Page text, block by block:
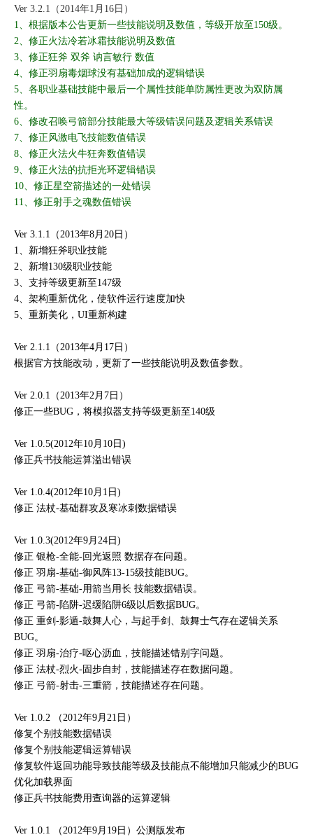
Ver 3.2.1（2014年1月16日）
1、根据版本公告更新一些技能说明及数值，等级开放至150级。
2、修正火法冷若冰霜技能说明及数值
3、修正狂斧 双斧 讷言敏行 数值
4、修正羽扇毒烟球没有基础加成的逻辑错误
5、各职业基础技能中最后一个属性技能单防属性更改为双防属
性。
6、修改召唤弓箭部分技能最大等级错误问题及逻辑关系错误
7、修正风激电飞技能数值错误
8、修正火法火牛狂奔数值错误
9、修正火法的抗拒光环逻辑错误
10、修正星空箭描述的一处错误
11、修正射手之魂数值错误
Ver 3.1.1（2013年8月20日）
1、新增狂斧职业技能
2、新增130级职业技能
3、支持等级更新至147级
4、架构重新优化，使软件运行速度加快
5、重新美化，UI重新构建
Ver 2.1.1（2013年4月17日）
根据官方技能改动，更新了一些技能说明及数值参数。
Ver 2.0.1（2013年2月7日）
修正一些BUG，将模拟器支持等级更新至140级
Ver 1.0.5(2012年10月10日)
修正兵书技能运算溢出错误
Ver 1.0.4(2012年10月1日)
修正 法杖-基础群攻及寒冰刺数据错误
Ver 1.0.3(2012年9月24日)
修正 银枪-全能-回光返照 数据存在问题。
修正 羽扇-基础-御风阵13-15级技能BUG。
修正 弓箭-基础-用箭当用长 技能数据错误。
修正 弓箭-陷阱-迟缓陷阱6级以后数据BUG。
修正 重剑-影遁-鼓舞人心，与起手剑、鼓舞士气存在逻辑关系
BUG。
修正 羽扇-治疗-呕心沥血，技能描述错别字问题。
修正 法杖-烈火-固步自封，技能描述存在数据问题。
修正 弓箭-射击-三重箭，技能描述存在问题。
Ver 1.0.2 （2012年9月21日）
修复个别技能数据错误
修复个别技能逻辑运算错误
修复软件返回功能导致技能等级及技能点不能增加只能减少的BUG
优化加载界面
修正兵书技能费用查询器的运算逻辑
Ver 1.0.1 （2012年9月19日）公测版发布